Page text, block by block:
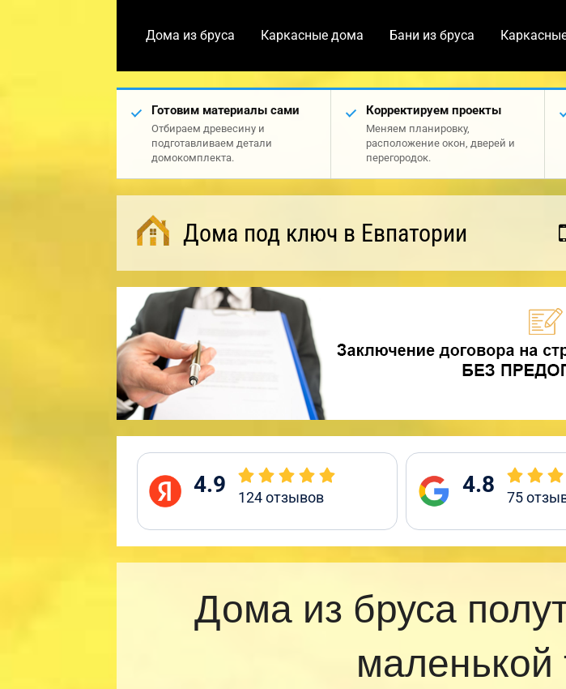
Дома из бруса Каркасные дома Бани из бруса
Готовим материалы сами
Отбираем древесину и
подготавливаем детали
домокомплекта.
Корректируем проекты
Меняем планировку,
расположение окон, дверей и
перегородок.
Дома под ключ в Евпатории
4.9 124отзывов 4.8 75
Дома из бруса
маленькой